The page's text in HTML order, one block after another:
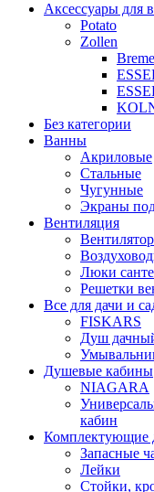
Аксессуары для
Potato
Zollen
Без категории
Ванны
Акриловые
Стальные
Чугунные
Экраны
Вентиляция
Люки
Решетки
Все для дачи и
FISKARS
Душ
Душевые кабины
NIAGARA
кабин
Комплектующие
Запасные
Лейки
Стойки,